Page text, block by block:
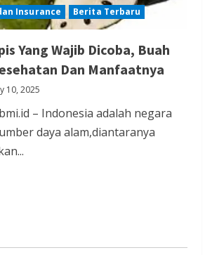
Insurance Berita Terbaru
Yang Wajib Dicoba, Buah
Dan Manfaatnya
10, 2025
– Indonesia adalah negara
daya alam,diantaranya